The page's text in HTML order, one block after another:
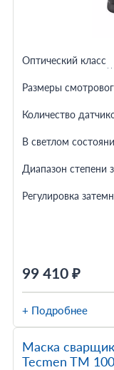
99 410 ₽
Оптический класс
Размеры
Количество
В светлом
Диапазон степени
Регулировка
+ Подробнее
Маска
Tecmen TM